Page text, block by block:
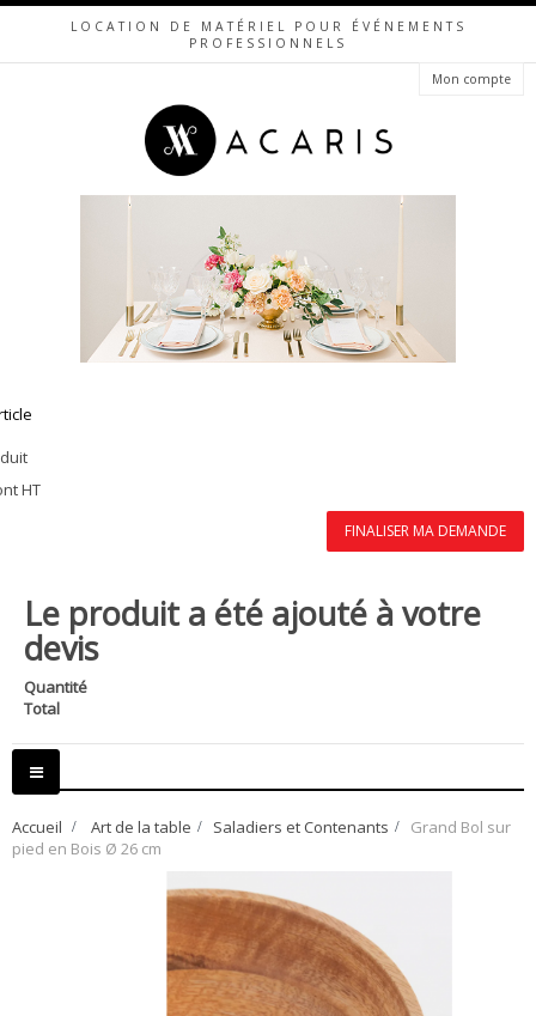
LOCATION DE MATÉRIEL POUR ÉVÉNEMENTS
PROFESSIONNELS
Mon compte
HT
FINALISER MA DEMANDE
Le produit a été ajouté à votre
devis
Quantité
Total
Basculer
la
Accueil > Art de la table > Saladiers et Contenants > Grand Bol sur
pied en Bois Ø 26 cm